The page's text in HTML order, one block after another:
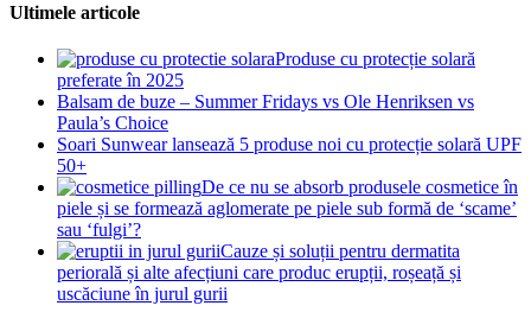
Ultimele articole
Produse cu protecție solară
preferate în 2025
Balsam de buze – Summer Fridays vs Ole Henriksen vs
Paula’s Choice
Soari Sunwear lansează 5 produse noi cu protecție solară UPF
50+
De ce nu se absorb produsele cosmetice în
piele și se formează aglomerate pe piele sub formă de ‘scame’
sau ‘fulgi’?
Cauze și soluții pentru dermatita
periorală și alte afecțiuni care produc erupții, roșeață și
uscăciune în jurul gurii